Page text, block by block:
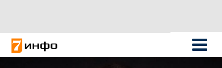
Новости России
Политика
Новости мира